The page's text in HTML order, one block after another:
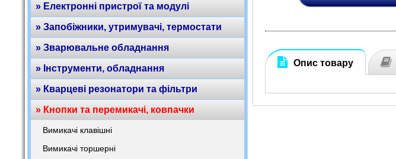
» Електронні пристрої та модулі
» Запобіжники, утримувачі, термостати
» Зварювальне обладнання
» Інструменти, обладнання
» Кварцеві резонатори та фільтри
» Кнопки та перемикачі, ковпачки
Вимикачі клавішні
Вимикачі торшерні
Опис товару